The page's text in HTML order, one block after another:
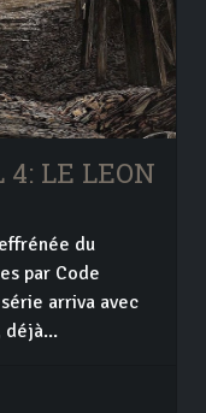
LE LEON
du
par Code
arriva avec
déjà...